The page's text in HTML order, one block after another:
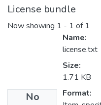
License bundle
Now showing 1 - 1 of 1
No
Name:
license.txt
Size:
1.71 KB
Format: